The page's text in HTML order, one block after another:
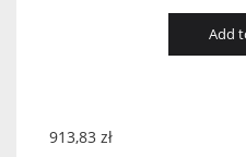
Add
913,83 zł